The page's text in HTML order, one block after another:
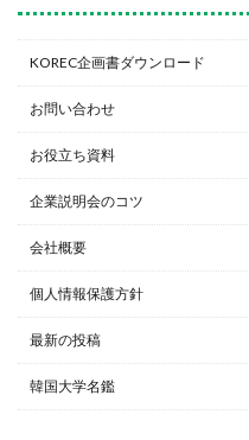
KOREC企画書ダウンロード
お問い合わせ
お役立ち資料
企業説明会のコツ
会社概要
個人情報保護方針
最新の投稿
韓国大学名鑑